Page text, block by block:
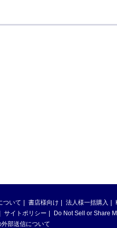
ついて 書店様向け 法人様一括購入
サイトポリシー
Do Not Sell or Share
部送信について